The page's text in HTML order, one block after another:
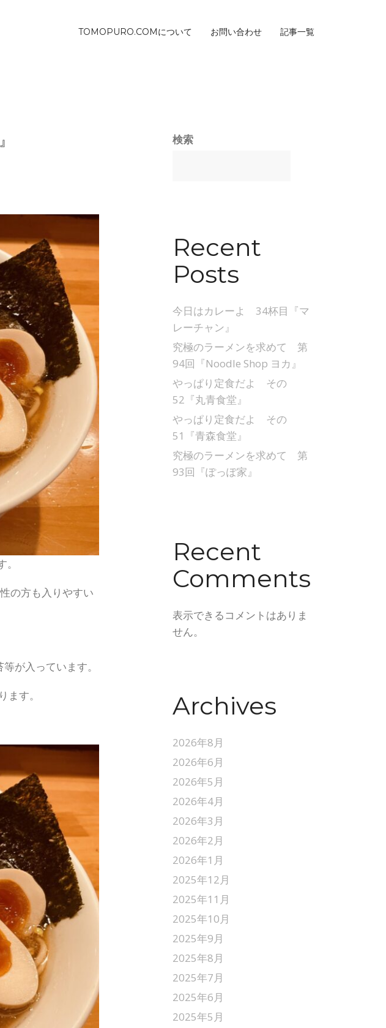
TOMOPURO.COMについて お問い合わせ 記事一覧
の方も入りやすい
が入っています。
す。
検索
Recent
Posts
今日はカレーよ 34杯目『マ
レーチャン』
究極のラーメンを求めて 第
94回『Noodle Shop ヨカ』
やっぱり定食だよ その
52『丸青食堂』
やっぱり定食だよ その
51『青森食堂』
究極のラーメンを求めて 第
93回『ぽっぽ家』
Recent
Comments
表示できるコメントはありま
せん。
Archives
2026年8月
2026年6月
2026年5月
2026年4月
2026年3月
2026年2月
2026年1月
2025年12月
2025年11月
2025年10月
2025年9月
2025年8月
2025年7月
2025年6月
2025年5月